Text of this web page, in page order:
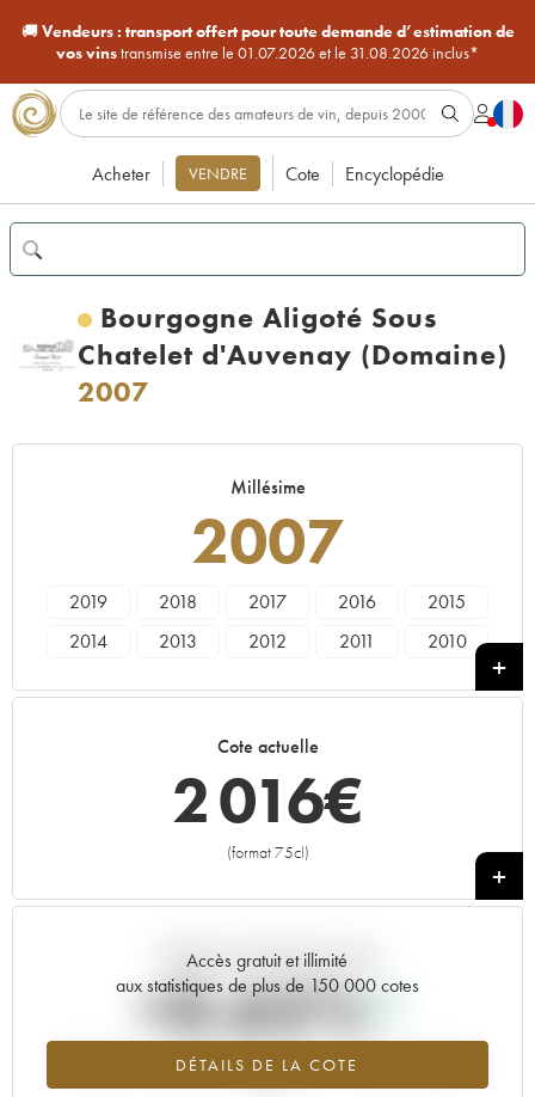
🚚Vendeurs : transport offert pour toute demande d’estimation de
vos vinstransmise entre le 01.07.2026 et le 31.08.2026 inclus*
Acheter VENDRE Cote Encyclopédie
Bourgogne Aligoté Sous
Chatelet d'Auvenay (Domaine)
2007
Millésime
2007
2019 2018 2017 2016
2015
2014
2013 2012 2011
2010
Cote actuelle
2 016€
(format 75cl)
+
Accès gratuit et illimité
aux statistiques de plus de 150 000 cotes
DÉTAILS DE LA COTE
Tendance actuelle de la cote
+0.65%
Tendance à la hausse du millésime 2007 en 2026 par rapport à